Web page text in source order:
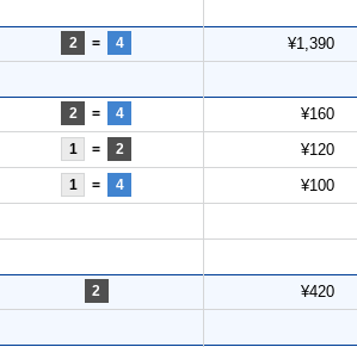
2 = 4 ¥1,390
2 = 4 ¥160
1 = 2 ¥120
1 = 4 ¥100
2 ¥420